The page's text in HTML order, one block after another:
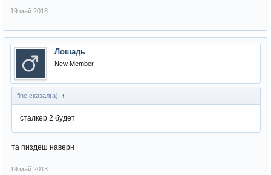
19 май 2018
Лошадь
New Member
fine сказал(а): ↑
сталкер 2 будет
та пиздеш наверн
19 май 2018